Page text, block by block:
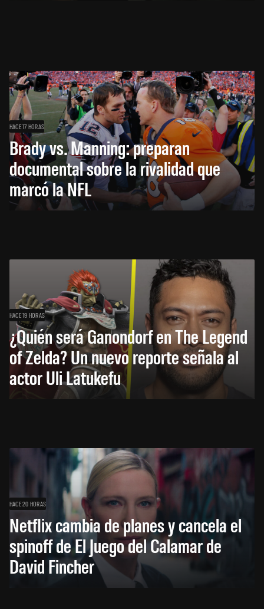
HACE 17 HORAS
Brady vs. Manning: preparan
documental sobre la rivalidad que
marcó la NFL
HACE 19 HORAS
¿Quién será Ganondorf en The Legend
of Zelda? Un nuevo reporte señala al
actor Uli Latukefu
HACE 20 HORAS
Netflix cambia de planes y cancela el
spinoff de El Juego del Calamar de
David Fincher